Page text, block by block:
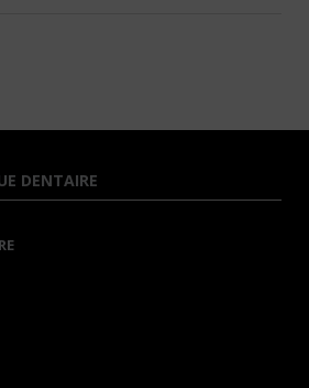
DENTAIRE